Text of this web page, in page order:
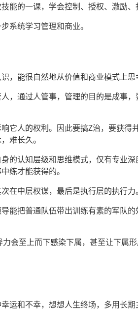
能的一课，学会控制、授权、激励、
系统学习管理和商业。
，能很自然地从价值和商业模式上思
，通过人管事，管理的目的是成事
它人的权利。因此要搞Z治，要获得
难长久。
的认知层级和思维模式，仅有专业
练才能获得的。
在中层权谋，最后是执行层的执行力。
能把普通队伍带出训练有素的军队
会至上而下感染下属，甚至让下属
运和不幸，想想人生终场，多用长